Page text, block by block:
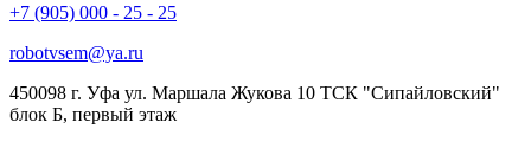
+7 (905) 000 - 25 - 25
robotvsem@ya.ru
450098 г. Уфа ул. Маршала Жукова 10 ТСК "Сипайловский"
блок Б, первый этаж